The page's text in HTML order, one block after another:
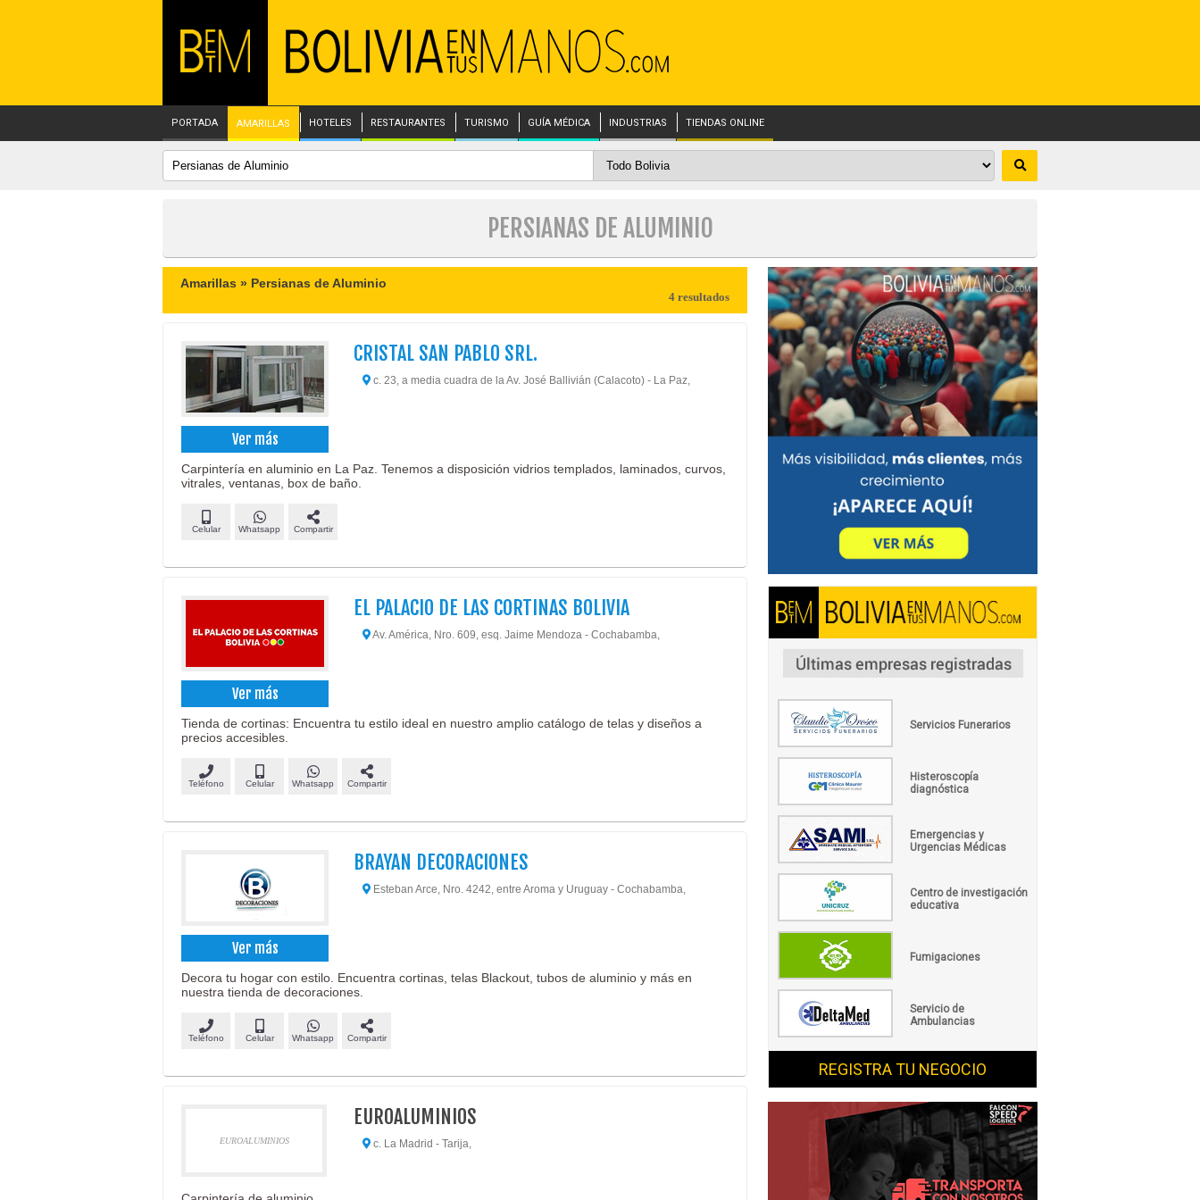
PORTADA AMARILLAS HOTELES RESTAURANTES TURISMO GUÍA MÉDICA INDUSTRIAS TIENDAS ONLINE
PERSIANAS DE ALUMINIO
Amarillas » Persianas de Aluminio
4 resultados
Ver más
CRISTAL SAN PABLO SRL.
c. 23, a media cuadra de la Av. José Ballivián (Calacoto) - La Paz,
Carpintería en aluminio en La Paz. Tenemos a disposición vidrios templados, laminados, curvos,
vitrales, ventanas, box de baño.
Celular Whatsapp Compartir
Ver más
EL PALACIO DE LAS CORTINAS BOLIVIA
Av. América, Nro. 609, esq. Jaime Mendoza - Cochabamba,
Tienda de cortinas: Encuentra tu estilo ideal en nuestro amplio catálogo de telas y diseños a
precios accesibles.
Teléfono Celular Whatsapp Compartir
Ver más
BRAYAN DECORACIONES
Esteban Arce, Nro. 4242, entre Aroma y Uruguay - Cochabamba,
Decora tu hogar con estilo. Encuentra cortinas, telas Blackout, tubos de aluminio y más en
nuestra tienda de decoraciones.
Teléfono Celular Whatsapp Compartir
EUROALUMINIOS
EUROALUMINIOS
c. La Madrid - Tarija,
Servicios Funerarios
Histeroscopía
diagnóstica
Emergencias y
Urgencias Médicas
Centro de investigación
educativa
Fumigaciones
Servicio de
Ambulancias
REGISTRA TU NEGOCIO